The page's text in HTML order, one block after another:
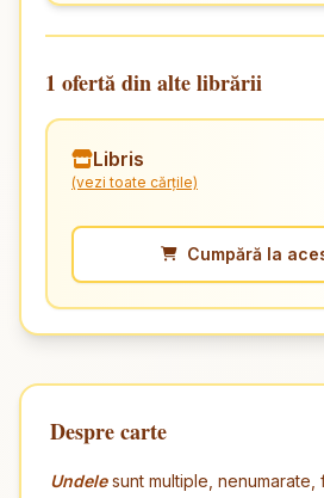
1 ofertă din alte librării
Libris
(vezi toate cărțile)
Cumpără la
Despre carte
Undelesunt multiple,